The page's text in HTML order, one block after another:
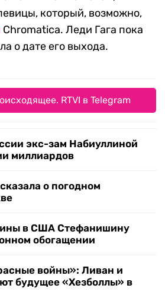
который, возможно,
Chromatica. Леди Гага пока
о дате его выхода.
RTVI в Telegram
экс-зам Набиуллиной
миллиардов
о погодном
в США Стефанишину
обогащении
войны»: Ливан и
будущее «Хезболлы» в